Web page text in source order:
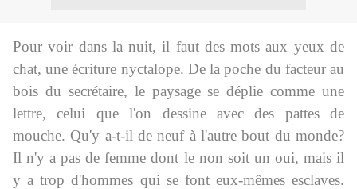
Pour voir dans la nuit, il faut des mots aux yeux de
chat, une écriture nyctalope. De la poche du facteur au
bois du secrétaire, le paysage se déplie comme une
lettre, celui que l'on dessine avec des pattes de
mouche. Qu'y a-t-il de neuf à l'autre bout du monde?
Il n'y a pas de femme dont le non soit un oui, mais il
y a trop d'hommes qui se font eux-mêmes esclaves.